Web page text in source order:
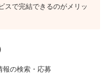
スで完結できるのがメリッ
報の検索・応募